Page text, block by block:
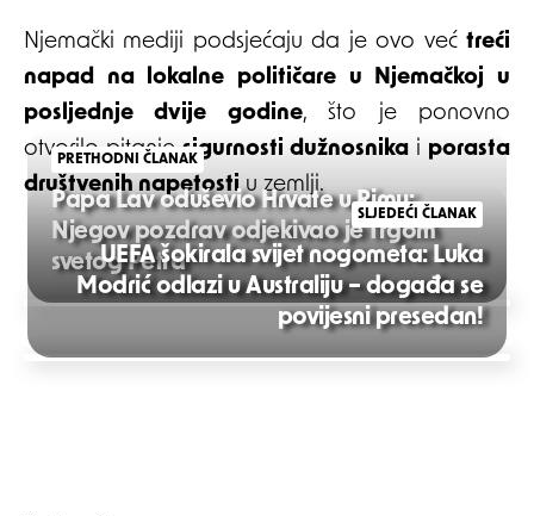
Njemački mediji podsjećaju da je ovo već treći
napad na lokalne političare u Njemačkoj u
posljednje dvije godine, što je ponovno
otvorilo pitanjesigurnosti dužnosnika i porasta
društvenih napetostiu zemlji.
Post
navigation
PRETHODNI ČLANAK
Papa Lav oduševio Hrvate u Rimu:
Njegov pozdrav odjekivao je Trgom
svetog Petra
SLJEDEĆI ČLANAK
UEFA šokirala svijet nogometa: Luka
Modrić odlazi u Australiju – događa se
povijesni presedan!